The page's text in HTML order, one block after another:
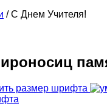
/ С Днем Учителя!
размер шрифта